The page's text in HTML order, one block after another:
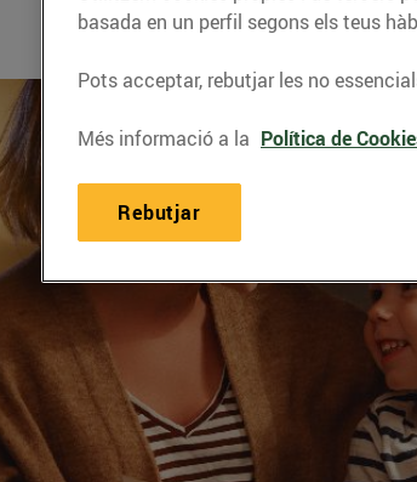
basada en un perfil segons els teus
Pots acceptar, rebutjar les no
Més informació a la Política de
Rebutjar